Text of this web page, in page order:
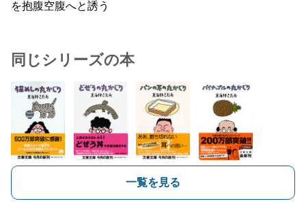
を抱腹空腹へと誘う
同じシリーズの本
一覧を見る